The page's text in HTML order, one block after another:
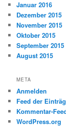
Januar 2016
Dezember 2015
November 2015
Oktober 2015
September 2015
August 2015
META
Anmelden
Feed der
Kommentar-
WordPress.org